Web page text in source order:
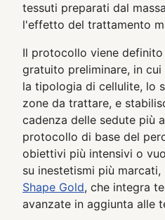
tessuti preparati dal
l'effetto del trattamento
Il protocollo viene
gratuito preliminare, in
la tipologia di cellulite, lo
zone da trattare, e
cadenza delle sedute più
protocollo di base del
obiettivi più intensivi o
su inestetismi più
Shape Gold, che integra
avanzate in aggiunta alle